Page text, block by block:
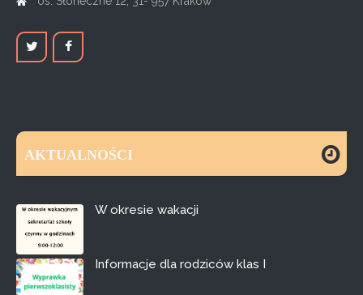
AKTUALNOŚCI
W okresie wakacji
Informacje dla rodziców klas I